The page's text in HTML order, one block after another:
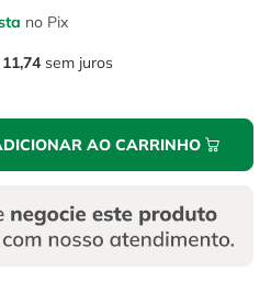
no Pix
11,74sem juros
AO CARRINHO